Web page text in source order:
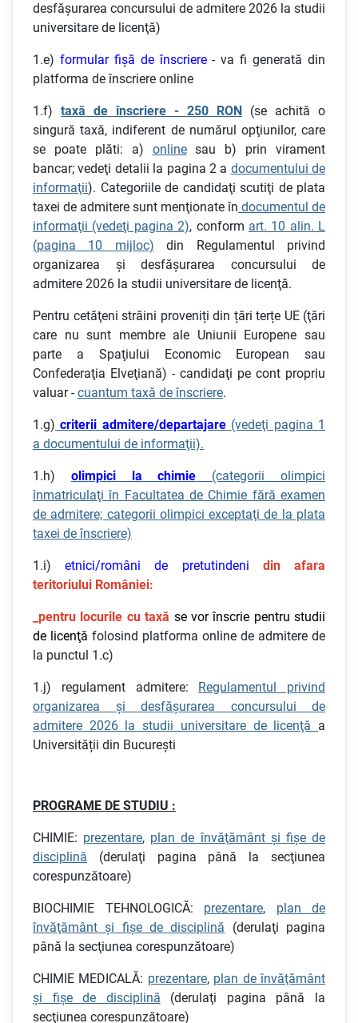
desfăşurarea concursului de admitere 2026 la studii
universitare de licenţă)
1.e) formular fişă de înscriere- va fi generată din
platforma de înscriere online
1.f) taxă de înscriere - 250 RON
(se achită o
singură taxă, indiferent de numărul opţiunilor, care
se poate plăti: a) onlinesau b) prin virament
bancar; vedeţi detalii la pagina 2 a documentului de
informaţii). Categoriile de candidaţi scutiţi de plata
taxei de admitere sunt menţionate în documentul de
informaţii (vedeţi pagina 2), conform art. 10 alin. L
(pagina 10 mijloc) din Regulamentul privind
organizarea şi desfăşurarea concursului de
admitere 2026 la studii universitare de licenţă.
Pentru cetăţeni străini proveniți din țări terțe UE (ţări
care nu sunt membre ale Uniunii Europene sau
parte a Spaţiului Economic European sau
Confederaţia Elveţiană) - candidaţi pe cont propriu
valuar -cuantum taxă de înscriere.
1.g) criterii admitere/departajare (vedeţi pagina 1
a documentului de informaţii).
1.h) olimpici la chimie (categorii olimpici
înmatriculaţi în Facultatea de Chimie fără examen
de admitere; categorii olimpici exceptaţi de la plata
taxei de înscriere)
1.i)etnici/români de pretutindeni
din afara
teritoriului României:
_pentru locurile cu taxă se vor înscrie pentru studii
de licenţă folosind platforma online de admitere de
la punctul 1.c)
1.j) regulament admitere: Regulamentul privind
organizarea şi desfăşurarea concursului de
admitere 2026 la studii universitare de licenţă a
Universității din București
PROGRAME DE STUDIU :
CHIMIE: prezentare, plan de învăţământ şi fişe de
disciplină (derulaţi pagina până la secţiunea
corespunzătoare)
BIOCHIMIE TEHNOLOGICĂ: prezentare, plan de
învăţământ şi fişe de disciplină (derulaţi pagina
până la secţiunea corespunzătoare)
CHIMIE MEDICALĂ: prezentare, plan de învăţământ
şi fişe de disciplină (derulaţi pagina până la
secţiunea corespunzătoare)